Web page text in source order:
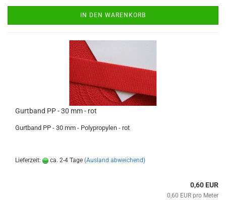
IN DEN WARENKORB
Gurtband PP - 30 mm - rot
Gurtband PP - 30 mm - Polypropylen - rot
Lieferzeit: ca. 2-4 Tage (Ausland abweichend)
0,60 EUR
0,60 EUR pro Meter